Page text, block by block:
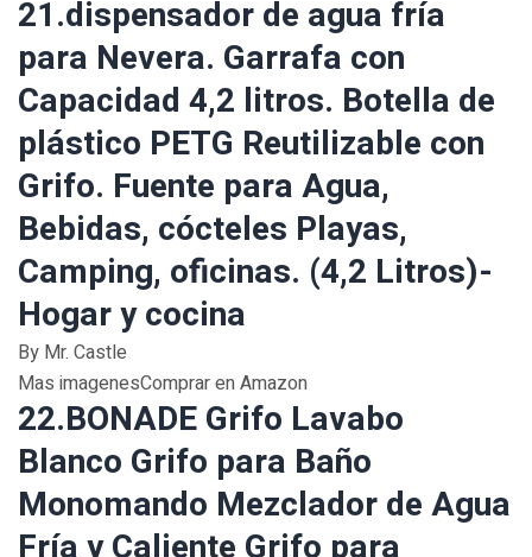
21.dispensador de agua fría
para Nevera. Garrafa con
Capacidad 4,2 litros. Botella de
plástico PETG Reutilizable con
Grifo. Fuente para Agua,
Bebidas, cócteles Playas,
Camping, oficinas. (4,2 Litros)-
Hogar y cocina
By Mr. Castle
Mas imagenesComprar en Amazon
22.BONADE Grifo Lavabo
Blanco Grifo para Baño
Monomando Mezclador de Agua